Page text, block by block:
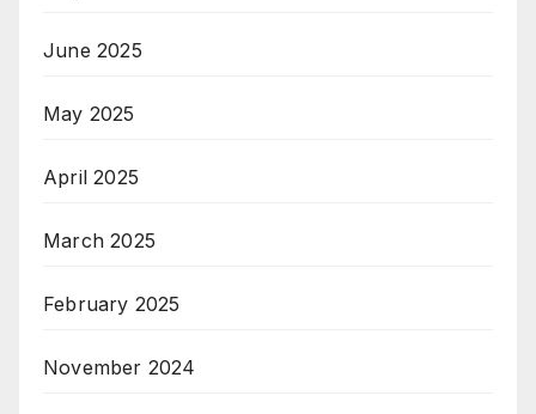
June 2025
May 2025
April 2025
March 2025
February 2025
November 2024